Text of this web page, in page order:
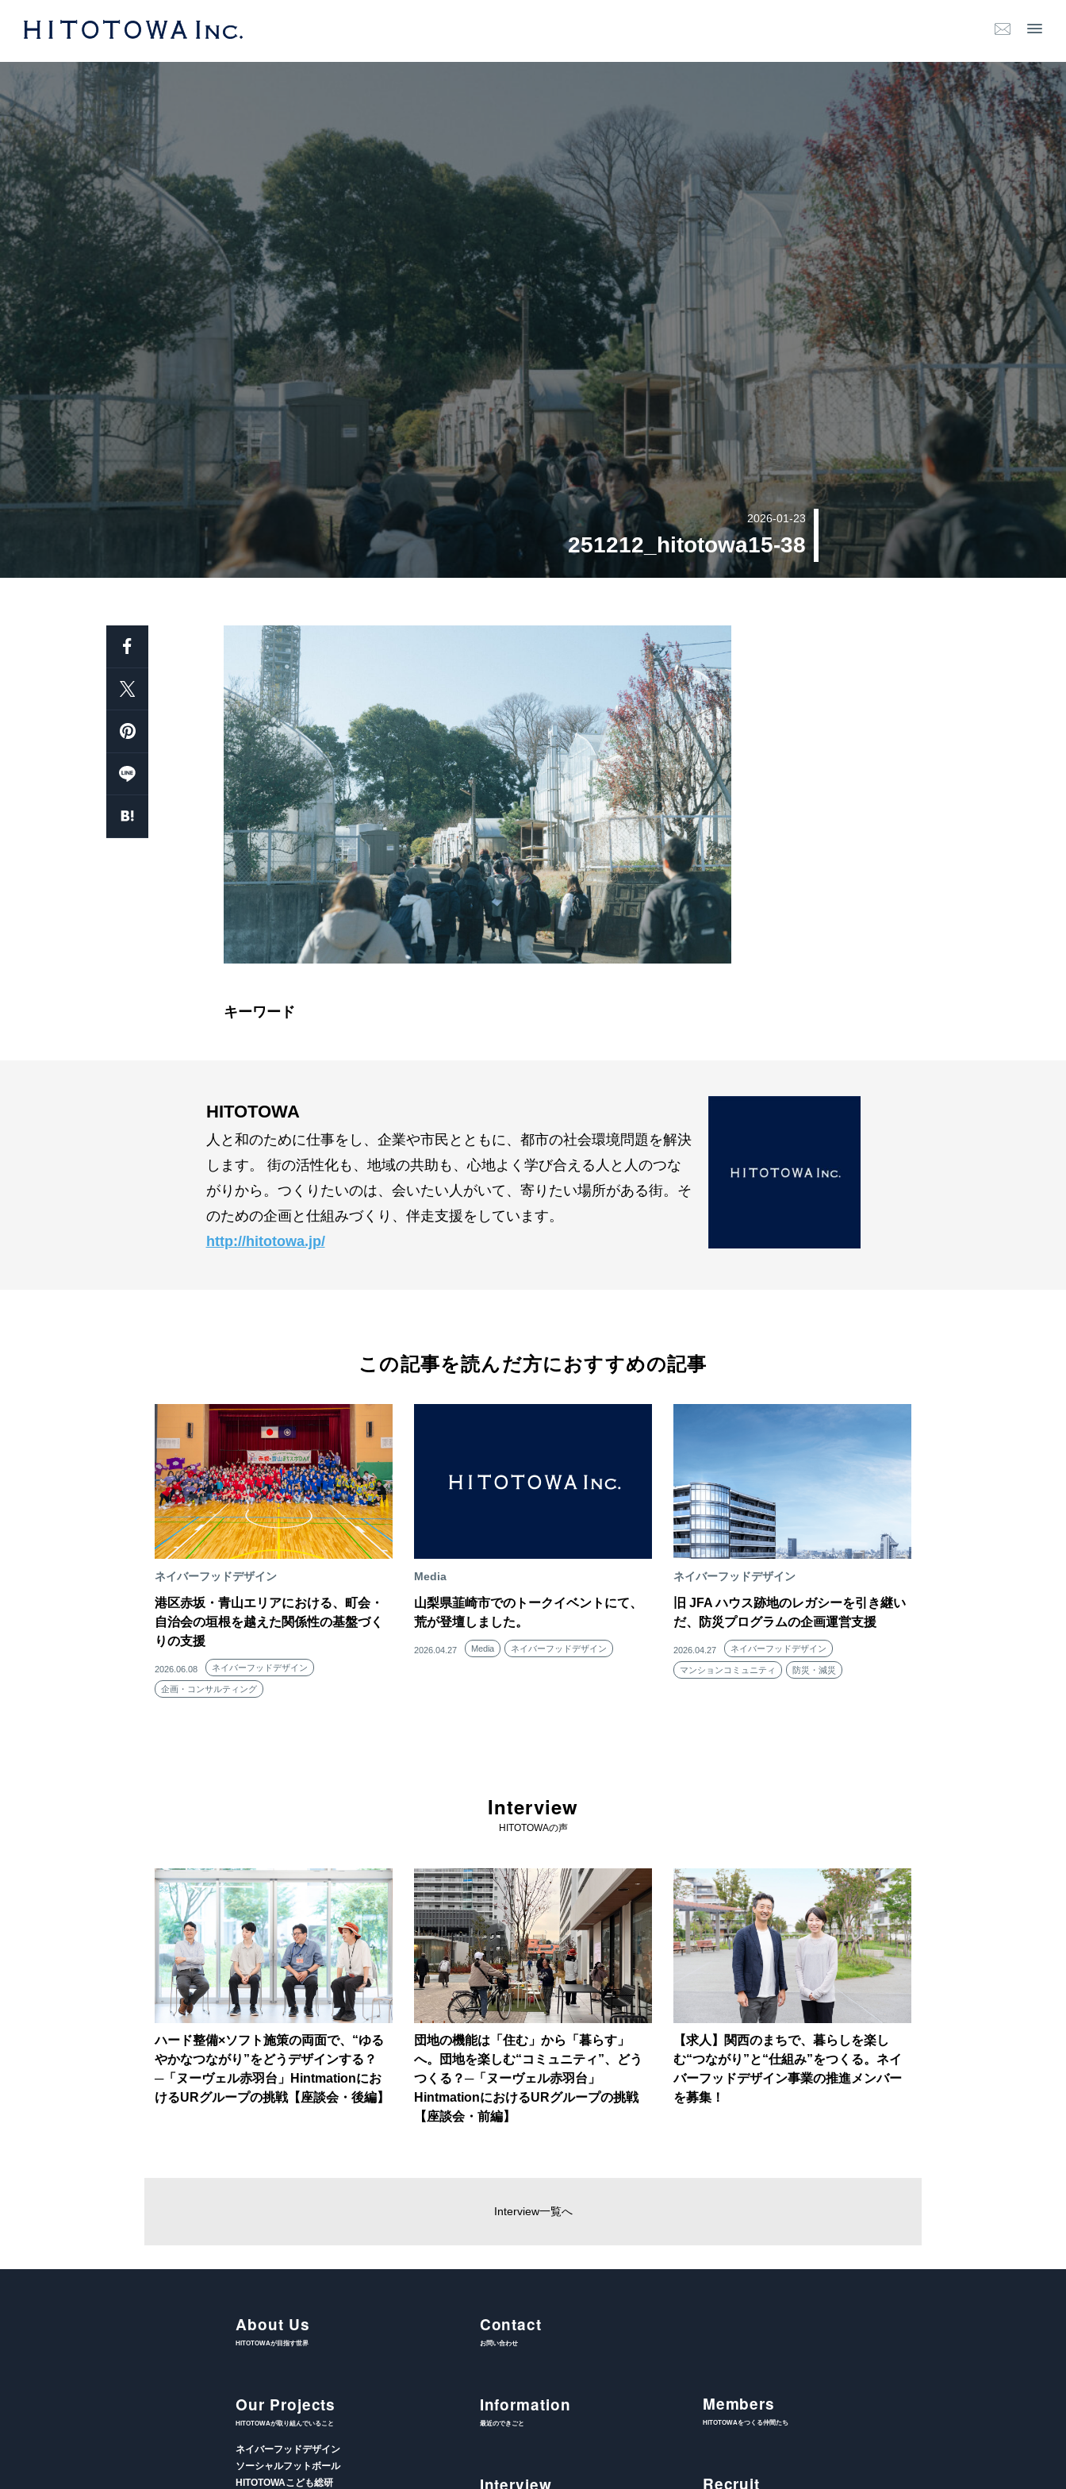
2026-01-23
251212_hitotowa15-38
キーワード
HITOTOWA
人と和のために仕事をし、企業や市民とともに、都市の社会環境問題を解決
します。 街の活性化も、地域の共助も、心地よく学び合える人と人のつな
がりから。つくりたいのは、会いたい人がいて、寄りたい場所がある街。そ
のための企画と仕組みづくり、伴走支援をしています。
http://hitotowa.jp/
この記事を読んだ方におすすめの記事
ネイバーフッドデザイン
港区赤坂・青山エリアにおける、町会・
自治会の垣根を越えた関係性の基盤づく
りの支援
2026.06.08 ネイバーフッドデザイン
企画・コンサルティング
Media
山梨県韮崎市でのトークイベントにて、
荒が登壇しました。
2026.04.27 Media ネイバーフッドデザイン
ネイバーフッドデザイン
旧 JFA ハウス跡地のレガシーを引き継い
だ、防災プログラムの企画運営支援
2026.04.27 ネイバーフッドデザイン
マンションコミュニティ 防災・減災
Interview
HITOTOWAの声
ハード整備×ソフト施策の両面で、“ゆる
やかなつながり”をどうデザインする？
─「ヌーヴェル赤羽台」Hintmationにお
けるURグループの挑戦【座談会・後編】
団地の機能は「住む」から「暮らす」
へ。団地を楽しむ“コミュニティ”、どう
つくる？─「ヌーヴェル赤羽台」
HintmationにおけるURグループの挑戦
【座談会・前編】
【求人】関西のまちで、暮らしを楽し
む“つながり”と“仕組み”をつくる。ネイ
バーフッドデザイン事業の推進メンバー
を募集！
Interview一覧へ
About Us
HITOTOWAが目指す世界
Our Projects
HITOTOWAが取り組んでいること
ネイバーフッドデザイン
ソーシャルフットボール
HITOTOWAこども総研
Contact
お問い合わせ
Information
最近のできごと
Members
HITOTOWAをつくる仲間たち
Recruit